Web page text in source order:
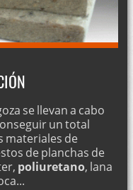
se llevan a cabo
un total
materiales de
de planchas de
poliuretano, lana